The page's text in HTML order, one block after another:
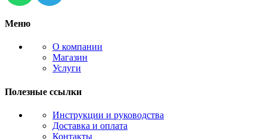
Меню
О компании
Магазин
Услуги
Полезные ссылки
Инструкции и руководства
Доставка и оплата
Контакты